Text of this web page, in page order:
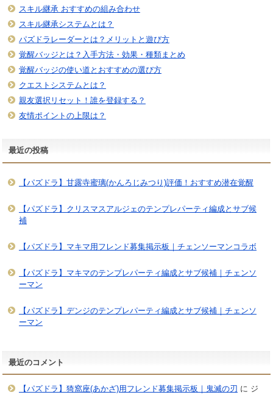
スキル継承 おすすめの組み合わせ
スキル継承システムとは？
パズドラレーダーとは？メリットと遊び方
覚醒バッジとは？入手方法・効果・種類まとめ
覚醒バッジの使い道とおすすめの選び方
クエストシステムとは？
親友選択リセット！誰を登録する？
友情ポイントの上限は？
最近の投稿
【パズドラ】甘露寺蜜璃(かんろじみつり)評価！おすすめ潜在覚醒
【パズドラ】クリスマスアルジェのテンプレパーティ編成とサブ候
補
【パズドラ】マキマ用フレンド募集掲示板｜チェンソーマンコラボ
【パズドラ】マキマのテンプレパーティ編成とサブ候補｜チェンソ
ーマン
【パズドラ】デンジのテンプレパーティ編成とサブ候補｜チェンソ
ーマン
最近のコメント
【パズドラ】猗窩座(あかざ)用フレンド募集掲示板｜鬼滅の刃 に ジ